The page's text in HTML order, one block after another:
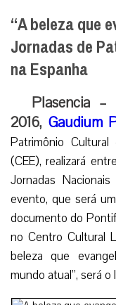
“A beleza que
Jornadas de
na Espanha
Plasencia –
2016, Gaudium
Patrimônio Cultural
(CEE), realizará
Jornadas
evento, que será
documento do
no Centro Cultural
beleza que
mundo atual”, será o